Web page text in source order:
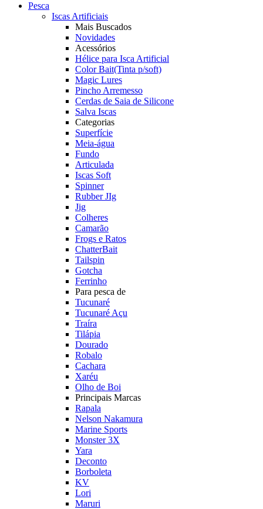
Pesca
Iscas Artificiais
Mais Buscados
Novidades
Acessórios
Hélice para Isca Artificial
Color Bait(Tinta p/soft)
Magic Lures
Pincho Arremesso
Cerdas de Saia de Silicone
Salva Iscas
Categorias
Superfície
Meia-água
Fundo
Articulada
Iscas Soft
Spinner
Rubber JIg
Jig
Colheres
Camarão
Frogs e Ratos
ChatterBait
Tailspin
Gotcha
Ferrinho
Para pesca de
Tucunaré
Tucunaré Açu
Traíra
Tilápia
Dourado
Robalo
Cachara
Xaréu
Olho de Boi
Principais Marcas
Rapala
Nelson Nakamura
Marine Sports
Monster 3X
Yara
Deconto
Borboleta
KV
Lori
Maruri